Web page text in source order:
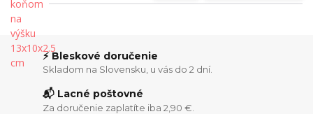
⚡ Bleskové doručenie
Skladom na Slovensku, u vás do 2 dní.
📬 Lacné poštovné
Za doručenie zaplatíte iba 2,90 €.